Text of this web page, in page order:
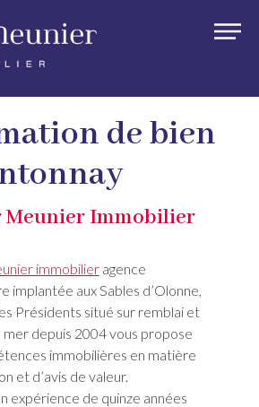
de bien
Meunier Immobilier
immobilieragence
implantée aux Sables d’Olonne,
Présidents situé sur remblai et
depuis 2004 vous propose
immobilières en matière
et d’avis de valeur.
expérience de quinze années